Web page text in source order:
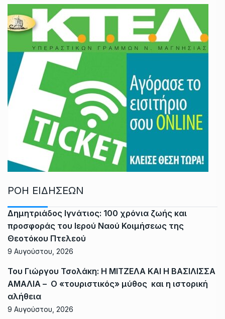
ΡΟΗ ΕΙΔΗΣΕΩΝ
Δημητριάδος Ιγνάτιος: 100 χρόνια ζωής και
προσφοράς του Ιερού Ναού Κοιμήσεως της
Θεοτόκου Πτελεού
9 Αυγούστου, 2026
Του Γιώργου Τσολάκη: Η ΜΙΤΖΕΛΑ ΚΑΙ Η ΒΑΣΙΛΙΣΣΑ
ΑΜΑΛΙΑ – Ο «τουριστικός» μύθος και η ιστορική
αλήθεια
9 Αυγούστου, 2026